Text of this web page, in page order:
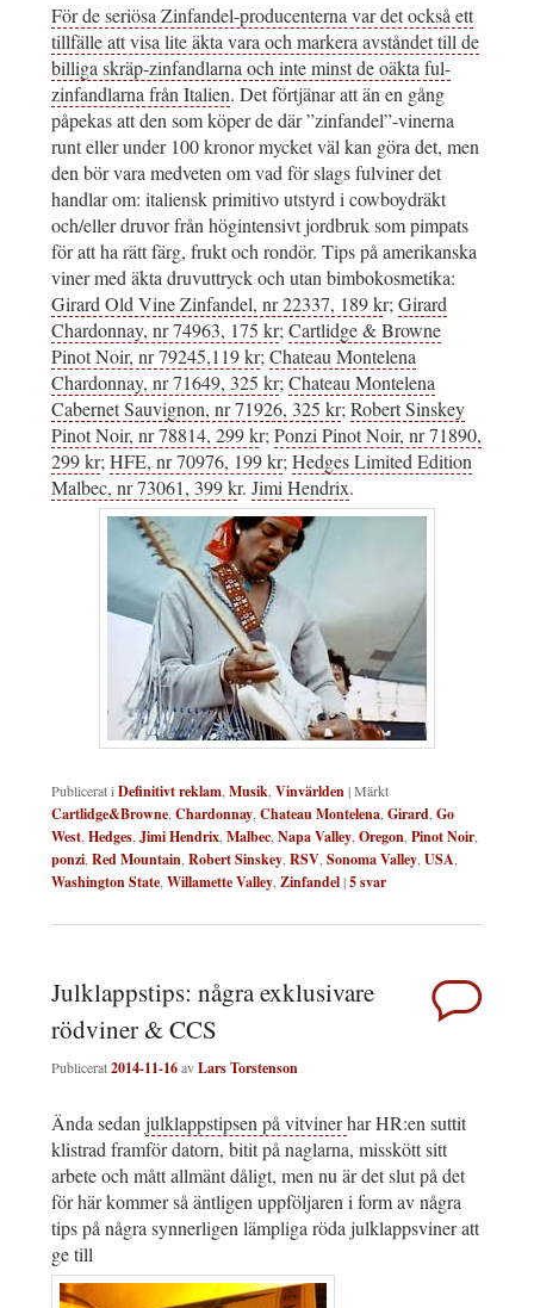
För de seriösa Zinfandel-producenterna var det också ett
tillfälle att visa lite äkta vara och markera avståndet till de
billiga skräp-zinfandlarna och inte minst de oäkta ful-
zinfandlarna från Italien. Det förtjänar att än en gång
påpekas att den som köper de där ”zinfandel”-vinerna
runt eller under 100 kronor mycket väl kan göra det, men
den bör vara medveten om vad för slags fulviner det
handlar om: italiensk primitivo utstyrd i cowboydräkt
och/eller druvor från högintensivt jordbruk som pimpats
för att ha rätt färg, frukt och rondör. Tips på amerikanska
viner med äkta druvuttryck och utan bimbokosmetika:
Girard Old Vine Zinfandel, nr 22337, 189 kr; Girard
Chardonnay, nr 74963, 175 kr; Cartlidge & Browne
Pinot Noir, nr 79245,119 kr; Chateau Montelena
Chardonnay, nr 71649, 325 kr; Chateau Montelena
Cabernet Sauvignon, nr 71926, 325 kr; Robert Sinskey
Pinot Noir, nr 78814, 299 kr; Ponzi Pinot Noir, nr 71890,
299 kr; HFE, nr 70976, 199 kr; Hedges Limited Edition
Malbec, nr 73061, 399 kr. Jimi Hendrix.
Publicerat iDefinitivt reklam,Musik,Vinvärlden|Märkt
Cartlidge&Browne,Chardonnay,Chateau Montelena,Girard,Go
West,Hedges,Jimi Hendrix,Malbec,Napa Valley,Oregon,Pinot Noir,
ponzi,Red Mountain,Robert Sinskey,RSV,Sonoma Valley,USA,
Washington State,Willamette Valley,Zinfandel|5svar
Julklappstips: några exklusivare
rödviner & CCS
Publicerat2014-11-16avLars Torstenson
Ända sedan julklappstipsen på vitvinerhar HR:en suttit
klistrad framför datorn, bitit på naglarna, misskött sitt
arbete och mått allmänt dåligt, men nu är det slut på det
för här kommer så äntligen uppföljaren i form av några
tips på några synnerligen lämpliga röda julklappsviner att
ge till